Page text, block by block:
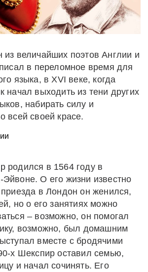
величайших поэтов Англии и
в переломное время для
языка, в XVI веке, когда
начал выходить из тени других
набирать силу и
всей своей красе.
родился в 1564 году в
О его жизни известно
в Лондон он женился,
но о его занятиях можно
– возможно, он помогал
возможно, был домашним
вместе с бродячими
х Шекспир оставил семью,
и начал сочинять. Его